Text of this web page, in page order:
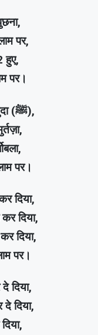
पर,
हुए,
पर।
सैय्यदा तेरे बाबा हबीब-ए-खुदा (ﷺ),
पर।
दिया,
दिया,
दिया,
पर।
दिया,
दिया,